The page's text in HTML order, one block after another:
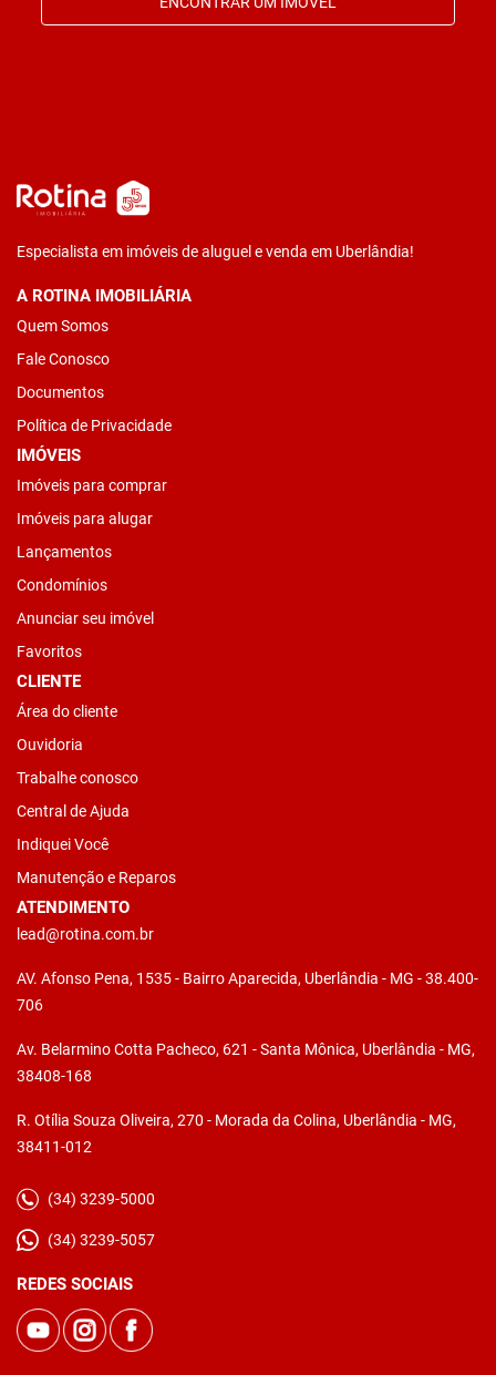
Especialista em imóveis de aluguel e venda em Uberlândia!
A ROTINA IMOBILIÁRIA
Quem Somos
Fale Conosco
Documentos
Política de Privacidade
IMÓVEIS
Imóveis para comprar
Imóveis para alugar
Lançamentos
Condomínios
Anunciar seu imóvel
Favoritos
CLIENTE
Área do cliente
Ouvidoria
Trabalhe conosco
Central de Ajuda
Indiquei Você
Manutenção e Reparos
ATENDIMENTO
lead@rotina.com.br
AV. Afonso Pena, 1535 - Bairro Aparecida, Uberlândia - MG - 38.400-
706
Av. Belarmino Cotta Pacheco, 621 - Santa Mônica, Uberlândia - MG,
38408-168
R. Otília Souza Oliveira, 270 - Morada da Colina, Uberlândia - MG,
38411-012
(34) 3239-5000
(34) 3239-5057
REDES SOCIAIS